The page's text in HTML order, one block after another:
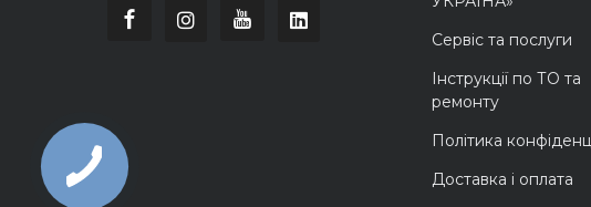
Сервіс та послуги
Інструкції по ТО та
ремонту
Політика
Доставка і оплата